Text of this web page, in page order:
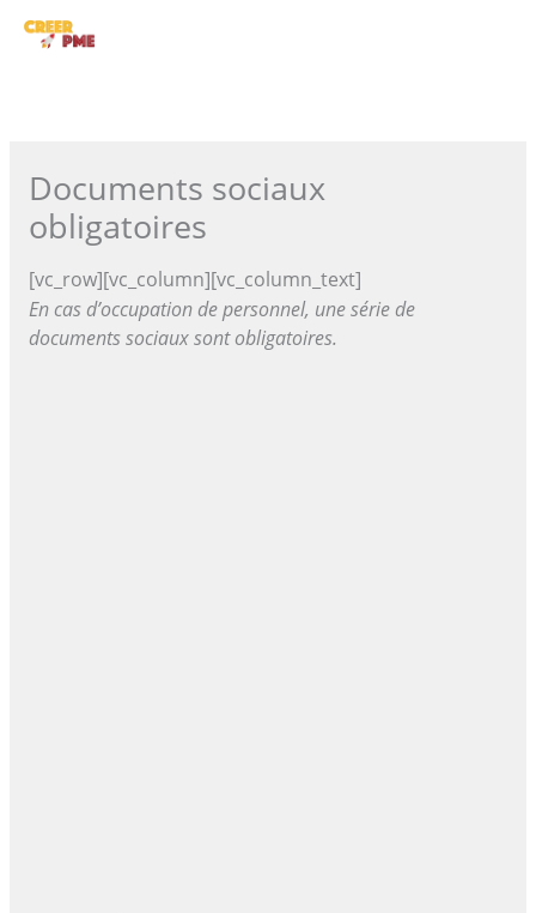
Documents sociaux
obligatoires
[vc_row][vc_column][vc_column_text]
En cas d’occupation de personnel, une série de
documents sociaux sont obligatoires.